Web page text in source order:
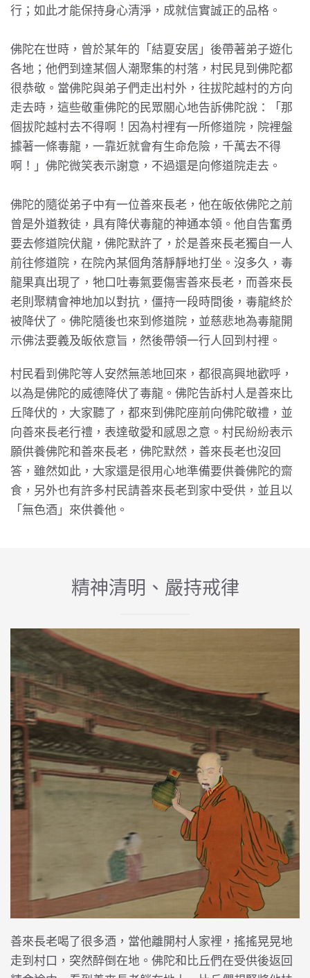
行；如此才能保持身心清淨，成就信實誠正的品格。
佛陀在世時，曾於某年的「結夏安居」後帶著弟子遊化
各地；他們到達某個人潮聚集的村落，村民見到佛陀都
很恭敬。當佛陀與弟子們走出村外，往拔陀越村的方向
走去時，這些敬重佛陀的民眾關心地告訴佛陀說：「那
個拔陀越村去不得啊！因為村裡有一所修道院，院裡盤
據著一條毒龍，一靠近就會有生命危險，千萬去不得
啊！」佛陀微笑表示謝意，不過還是向修道院走去。
佛陀的隨從弟子中有一位善來長老，他在皈依佛陀之前
曾是外道教徒，具有降伏毒龍的神通本領。他自告奮勇
要去修道院伏龍，佛陀默許了，於是善來長老獨自一人
前往修道院，在院內某個角落靜靜地打坐。沒多久，毒
龍果真出現了，牠口吐毒氣要傷害善來長老，而善來長
老則聚精會神地加以對抗，僵持一段時間後，毒龍終於
被降伏了。佛陀隨後也來到修道院，並慈悲地為毒龍開
示佛法要義及皈依意旨，然後帶領一行人回到村裡。
村民看到佛陀等人安然無恙地回來，都很高興地歡呼，
以為是佛陀的威德降伏了毒龍。佛陀告訴村人是善來比
丘降伏的，大家聽了，都來到佛陀座前向佛陀敬禮，並
向善來長老行禮，表達敬愛和感恩之意。村民紛紛表示
願供養佛陀和善來長老，佛陀默然，善來長老也沒回
答，雖然如此，大家還是很用心地準備要供養佛陀的齋
食，另外也有許多村民請善來長老到家中受供，並且以
「無色酒」來供養他。
精神清明、嚴持戒律
善來長老喝了很多酒，當他離開村人家裡，搖搖晃晃地
走到村口，突然醉倒在地。佛陀和比丘們在受供後返回